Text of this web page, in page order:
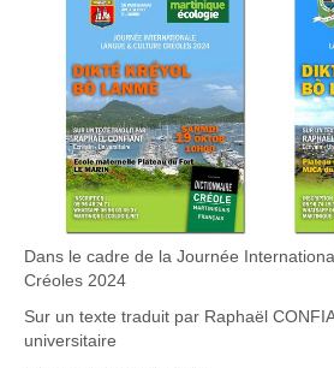
Dans le cadre de la Journée
Créoles 2024
Sur un texte traduit par Raphaël
universitaire